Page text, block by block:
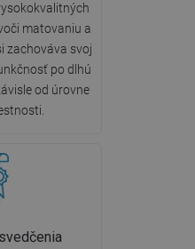
matovaniu a
zachováva svoj
po dlhú
od úrovne